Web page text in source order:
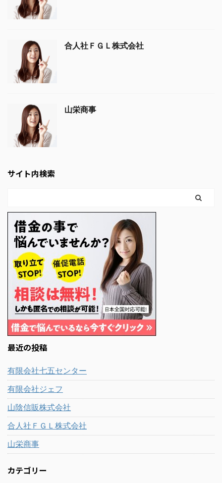
合人社ＦＧＬ株式会社
山栄商事
サイト内検索
最近の投稿
有限会社七五センター
有限会社ジェフ
山陰信販株式会社
合人社ＦＧＬ株式会社
山栄商事
カテゴリー